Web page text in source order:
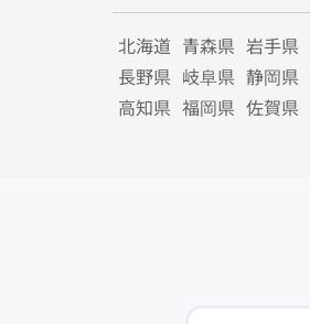
北海道 青森県 岩手県
長野県 岐阜県 静岡県
高知県 福岡県 佐賀県